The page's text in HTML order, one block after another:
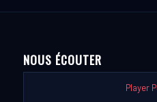
NOUS ÉCOUTER
Player